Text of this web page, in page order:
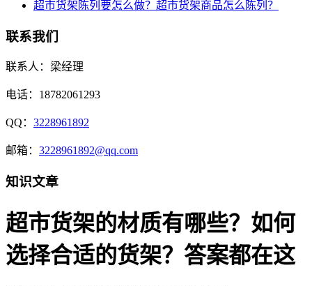
超市货架陈列要怎么做？超市货架商品怎么陈列？
联系我们
联系人：梁经理
电话：18782061293
QQ： 3228961892
邮箱： 3228961892@qq.com
知识文章
超市货架的材质有哪些？如何
选择合适的货架？答案都在这